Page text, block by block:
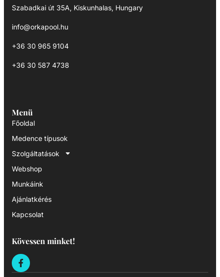
Szabadkai út 35A, Kiskunhalas, Hungary
info@orkapool.hu
+36 30 965 9104
+36 30 587 4738
Menü
Főoldal
Medence típusok
Szolgáltatások
Webshop
Munkáink
Ajánlatkérés
Kapcsolat
Kövessen minket!